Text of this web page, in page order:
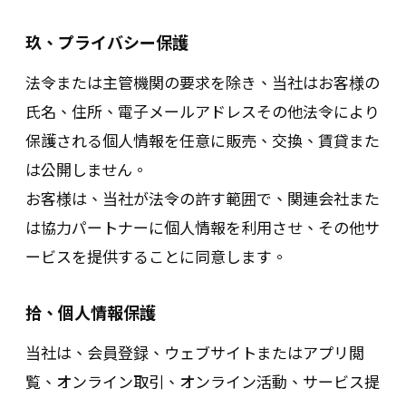
玖、プライバシー保護
法令または主管機関の要求を除き、当社はお客様の
氏名、住所、電子メールアドレスその他法令により
保護される個人情報を任意に販売、交換、賃貸また
は公開しません。
お客様は、当社が法令の許す範囲で、関連会社また
は協力パートナーに個人情報を利用させ、その他サ
ービスを提供することに同意します。
拾、個人情報保護
当社は、会員登録、ウェブサイトまたはアプリ閲
覧、オンライン取引、オンライン活動、サービス提